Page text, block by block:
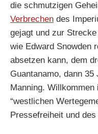
die schmutzigen
Verbrechen des
gejagt und zur
wie Edward Snowden
absetzen kann, dem
Guantanamo, dann
Manning. Willkommen
“westlichen
Pressefreiheit und